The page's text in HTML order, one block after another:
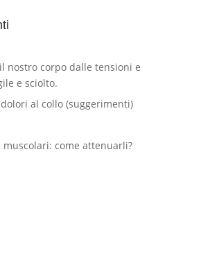
nostro corpo dalle tensioni e
e sciolto.
al collo (suggerimenti)
come attenuarli?